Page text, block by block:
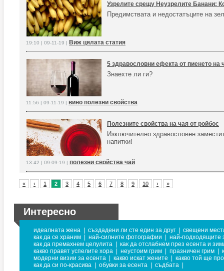
Узрелите срещу Неузрелите Банани:
Предимствата и недостатъците на
19:10 | 09-11-19 | Виж цялата статия
5 здравословни ефекта от пиенето на
Знаехте ли ги?
11:56 | 09-11-19 | вино полезни свойства
Полезните свойства на чая от ройбос
Изключително здравословен
напитки!
13:42 | 09-09-19 | полезни свойства чай
« ‹ 1 2 3 4 5 6 7 8 9 10 › »
Интересно
идеалната жена създадени ли сте един за друг
свещени
как да се храним
най-силните фотографии
най-подходящите
как да премахнем целулита
как да отслабнем през есента и
какво правят успелите хора
неустоим грим празничен грим
модерни визии за есента
какво искат жените
какво той ще
как да си по-красива
обувки за есента съдбата